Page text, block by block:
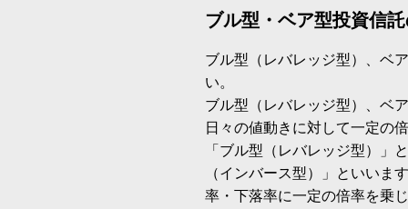
ブル型・ベア型投資信
ブル型（レバレッジ型）、ベ
い。
ブル型（レバレッジ型）、ベ
日々の値動きに対して一定の
「ブル型（レバレッジ型）」
（インバース型）」といいま
率・下落率に一定の倍率を乗